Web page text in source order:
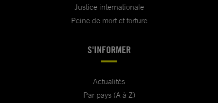
Justice internationale
Peine de mort et torture
S'INFORMER
Actualités
Par pays (A à Z)